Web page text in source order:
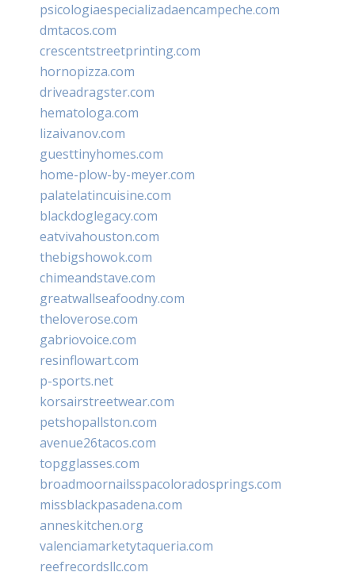
psicologiaespecializadaencampeche.com
dmtacos.com
crescentstreetprinting.com
hornopizza.com
driveadragster.com
hematologa.com
lizaivanov.com
guesttinyhomes.com
home-plow-by-meyer.com
palatelatincuisine.com
blackdoglegacy.com
eatvivahouston.com
thebigshowok.com
chimeandstave.com
greatwallseafoodny.com
theloverose.com
gabriovoice.com
resinflowart.com
p-sports.net
korsairstreetwear.com
petshopallston.com
avenue26tacos.com
topgglasses.com
broadmoornailsspacoloradosprings.com
missblackpasadena.com
anneskitchen.org
valenciamarketytaqueria.com
reefrecordsllc.com